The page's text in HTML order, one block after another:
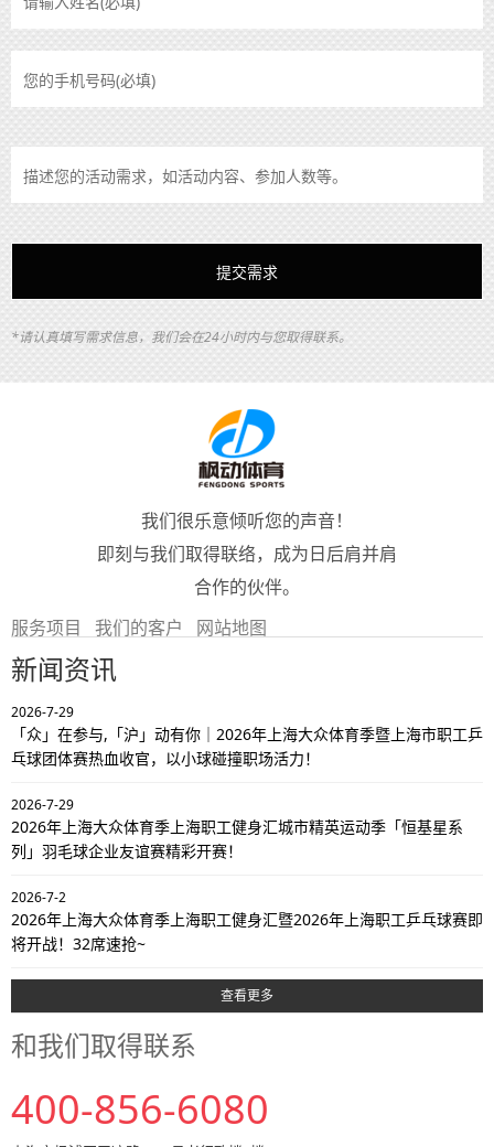
*请认真填写需求信息，我们会在24小时内与您取得联系。
我们很乐意倾听您的声音！
即刻与我们取得联络，成为日后肩并肩
合作的伙伴。
服务项目
我们的客户 网站地图
新闻资讯
2026-7-29
「众」在参与,「沪」动有你｜2026年上海大众体育季暨上海市职工乒
乓球团体赛热血收官，以小球碰撞职场活力！
2026-7-29
2026年上海大众体育季上海职工健身汇城市精英运动季「恒基星系
列」羽毛球企业友谊赛精彩开赛！
2026-7-2
2026年上海大众体育季上海职工健身汇暨2026年上海职工乒乓球赛即
将开战！32席速抢~
查看更多
和我们取得联系
400-856-6080